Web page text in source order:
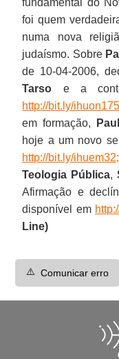
foi quem
numa nova
judaísmo. Sobre
de 10-04-2006,
Tarso e a
http://bit.ly/
em formação,
hoje a um novo
http://bit.ly/ihuem32;
Teologia Pública,
Afirmação e
disponível em
Line)
⚠️ Comunicar erro